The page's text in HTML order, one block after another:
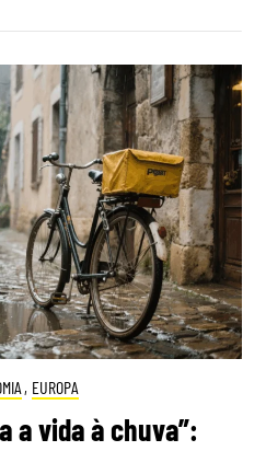
, EUROPA
a vida à chuva”: